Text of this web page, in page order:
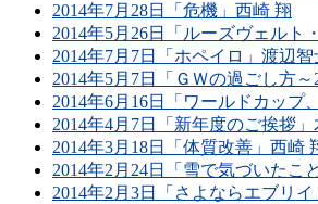
2014年7月28日「危機」西崎 翔
2014年5月26日「ルーズヴェルト
2014年7月7日「ホペイロ」渡辺智
2014年5月7日「ＧＷの過ごし方
2014年6月16日「ワールドカップ
2014年4月7日「新年度のご挨拶
2014年3月18日「体質改善」西崎
2014年2月24日「雪で気づいたこ
2014年2月3日「さよならエブリ